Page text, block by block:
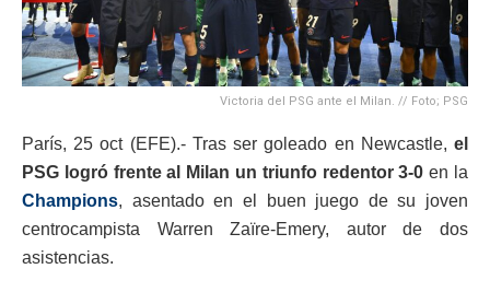
Victoria del PSG ante el Milan. // Foto; PSG
París, 25 oct (EFE).- Tras ser goleado en Newcastle, el
PSG logró frente al Milan un triunfo redentor 3-0 en la
Champions, asentado en el buen juego de su joven
centrocampista Warren Zaïre-Emery, autor de dos
asistencias.